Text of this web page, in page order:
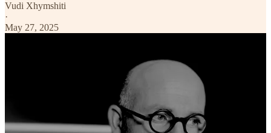
Vudi Xhymshiti
·
May 27, 2025